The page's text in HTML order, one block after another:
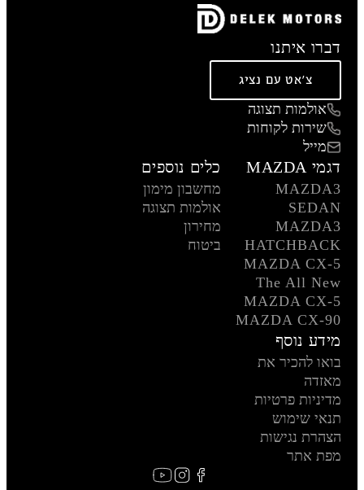
דברו איתנו
צ'אט עם נציג
אולמות תצוגה
שירות לקוחות
מייל
דגמי MAZDA
MAZDA3
SEDAN
MAZDA3
HATCHBACK
MAZDA CX-5
The All New
MAZDA CX-5
MAZDA CX-90
כלים נוספים
מחשבון מימון
אולמות תצוגה
מחירון
ביטוח
מידע נוסף
בואו להכיר את
מאזדה
מדיניות פרטיות
תנאי שימוש
הצהרת נגישות
מפת אתר